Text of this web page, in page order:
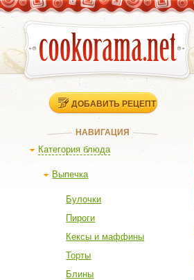
ДОБАВИТЬ РЕЦЕПТ
НАВИГАЦИЯ
Категория блюда
Выпечка
Булочки
Пироги
Кексы и маффины
Торты
Блины